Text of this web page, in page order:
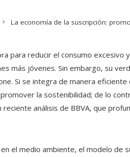
La economía de la suscripción:
para reducir el consumo excesivo
más jóvenes. Sin embargo, su
Si se integra de manera
la sostenibilidad; de lo
análisis de BBVA, que
el medio ambiente, el modelo de